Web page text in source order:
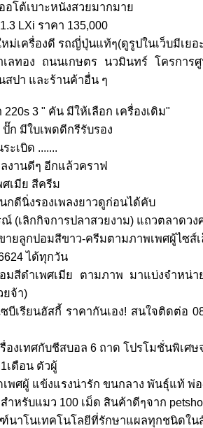
อโต้เบาะหนังสวยมากมาย
LXi ราคา 135,000
ม่เครื่องดี รถญี่ปุ่นแท้ๆ(ดูรูปในเว็บมีเยอ
เลทอง ถนนเกษตร นวมินทร์ โครการ
สปา และร้านค้าอื่น ๆ
3 " คัน มีให้เลือก เครื่องเดิม"
ก มีใบเพดดีกรีรับรอง
ะเบิด .......
งานดีๆ อีกแล้วคราฟ
เมีย สีครีม
กดีนิ่งรองเพลงยาวดูก่อนได้คับ
(เลิกกิจการปลาสวยงาม) แถวตลาดวง
ายลูกปอมสีขาว-ครีมตามภาพเพศผู้ไ
ได้ทุกวัน
มสีดำเพศเมีย ตามภาพ มาแบ่งจำหน่า
ยจ้า)
เรียนฮัสกี้ ราคากันเอง! สนใจติดต่อ
องเทศกับชีสบอล 6 ถาด โปรโมชั่นพิเศษ
เดือน ตัวผู้
เพศผู้ แข้งแรงน่ารัก ขนกลาง พันธุ์แท้ พ่
สำหรับแมว 100 เม็ด สินค้าดีๆจาก
นาโนเทคโนโลยีที่รักษาแผลทุกชนิดใน